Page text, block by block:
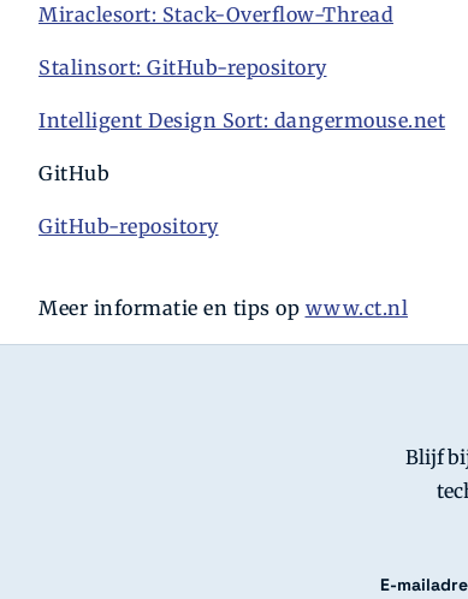
Miraclesort: Stack-Overflow-Thread
Stalinsort: GitHub-repository
Intelligent Design Sort: dangermouse.net
GitHub
GitHub-repository
Meer informatie en tips op www.ct.nl
Blijf
E-